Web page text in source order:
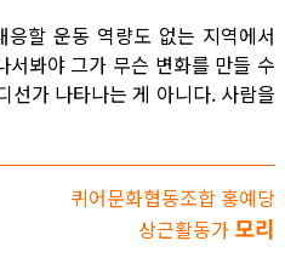
할 운동 역량도 없는 지역에서
봐야 그가 무슨 변화를 만들 수
선가 나타나는 게 아니다. 사람을
퀴어문화협동조합 홍예당
상근활동가 모리